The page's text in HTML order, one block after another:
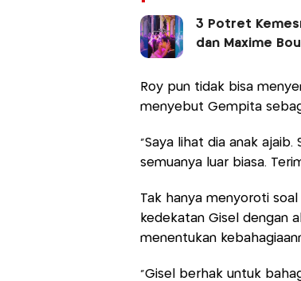
3 Potret
dan Maxime
Roy pun tidak bisa
menyebut Gempita
“Saya lihat dia anak
semuanya luar biasa.
Tak hanya menyoroti
kedekatan Gisel dengan
menentukan
“Gisel berhak untuk